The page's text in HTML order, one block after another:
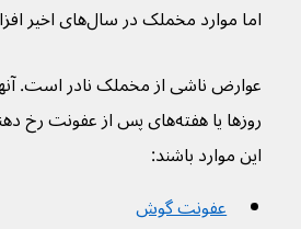
اما موارد مخملک در سال‌های اخیر افزایش یافته است.
این موارد باشند:
عفونت گوش